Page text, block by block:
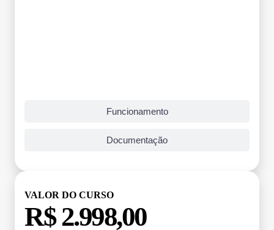
Funcionamento
Documentação
VALOR DO CURSO
R$ 2.998,00